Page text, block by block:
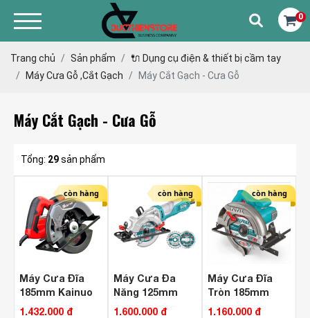
0
Trang chủ Sản phẩm
🔌 Dụng cụ điện & thiết bị cầm tay
Máy Cưa Gỗ ,Cắt Gạch
Máy Cắt Gạch - Cưa Gỗ
Máy Cắt Gạch - Cưa Gỗ
Tổng: 29sản phẩm
còn hàng
Máy Cưa Đĩa
185mm Kainuo
7013
1.432.000 đ
còn hàng
Máy Cưa Đa
Năng 125mm
Total TMFS7501
1.600.000 đ
còn hàng
Máy Cưa Đĩa
Tròn 185mm
Total
1.160.000 đ